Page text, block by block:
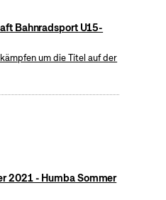
Bahnradsport U15-
um die Titel auf der
2021 - Humba Sommer